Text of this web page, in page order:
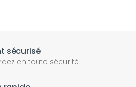
sécurisé
en toute sécurité